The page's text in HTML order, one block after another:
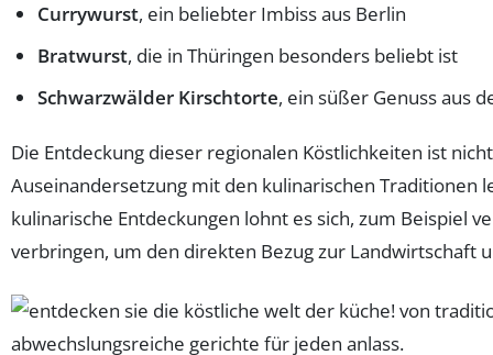
Currywurst, ein beliebter Imbiss aus Berlin
Bratwurst, die in Thüringen besonders beliebt ist
Schwarzwälder Kirschtorte, ein süßer Genuss aus
Die Entdeckung dieser regionalen Köstlichkeiten ist
Auseinandersetzung mit den kulinarischen
kulinarische Entdeckungen lohnt es sich, zum Beispiel
verbringen, um den direkten Bezug zur Landwirtschaft